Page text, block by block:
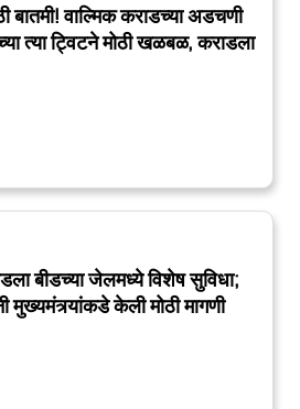
वाल्मिक कराडच्या अडचणी
त्या ट्विटने मोठी खळबळ, कराडला
बीडच्या जेलमध्ये विशेष सुविधा;
मुख्यमंत्र्यांकडे केली मोठी मागणी